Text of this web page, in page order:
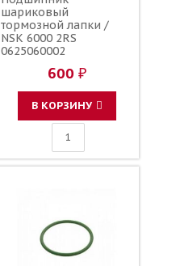
шариковый
тормозной лапки /
NSK 6000 2RS
0625060002
600 ₽
В КОРЗИНУ